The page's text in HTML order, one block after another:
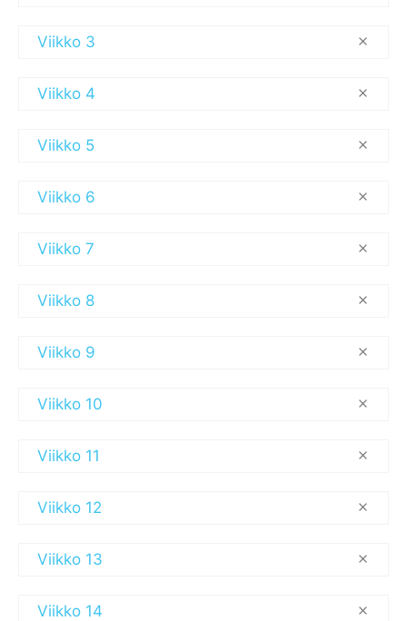
Viikko 3
Viikko 4
Viikko 5
Viikko 6
Viikko 7
Viikko 8
Viikko 9
Viikko 10
Viikko 11
Viikko 12
Viikko 13
Viikko 14